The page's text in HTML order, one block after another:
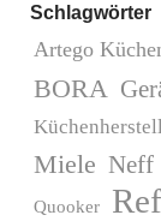
Schlagwörter
Artego
BORA
Miele Neff
Quooker